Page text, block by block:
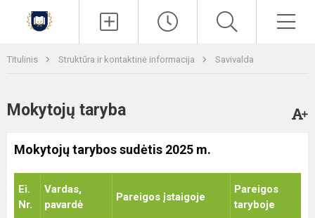
Titulinis Struktūra ir kontaktinė informacija Savivalda
Mokytojų taryba
Mokytojų tarybos sudėtis 2025 m.
Ei.
Nr.
Vardas,
pavardė
Pareigos įstaigoje
Pareigos
taryboje